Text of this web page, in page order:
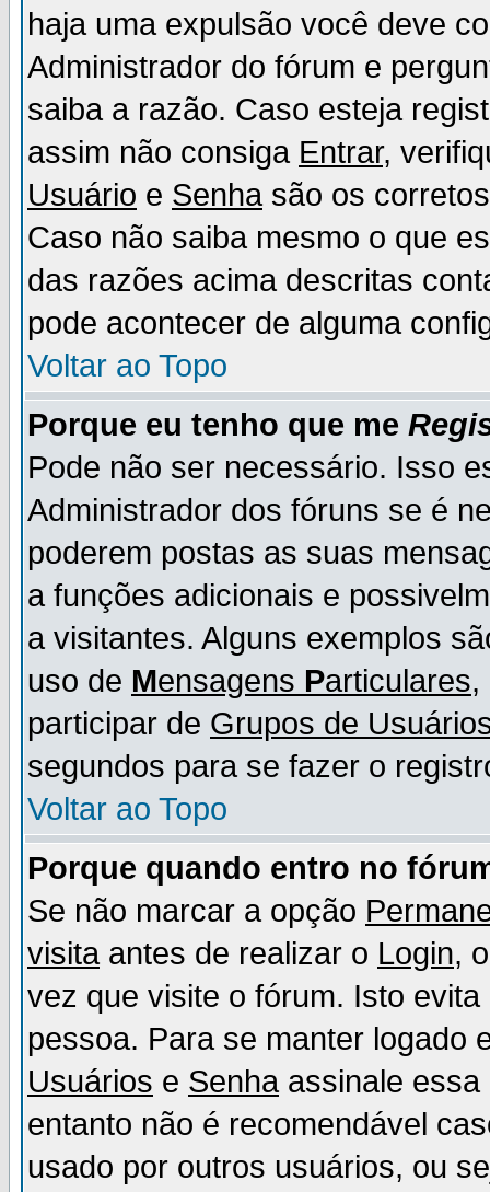
haja uma expulsão você deve
Administrador do fórum e
saiba a razão. Caso esteja
assim não consiga Entrar,
Usuário e Senhasão os
Caso não saiba mesmo o que
das razões acima descritas
pode acontecer de alguma
Voltar ao Topo
Porque eu tenho que me
Pode não ser necessário. Isso
Administrador dos fóruns se é
poderem postas as suas
a funções adicionais e
a visitantes. Alguns exemplos
uso de Mensagens Particulares,
participar de Grupos de
segundos para se fazer o
Voltar ao Topo
Porque quando entro no
Se não marcar a opção
visitaantes de realizar o Login,
vez que visite o fórum. Isto
pessoa. Para se manter
Usuários e Senhaassinale essa
entanto não é recomendável
usado por outros usuários, ou